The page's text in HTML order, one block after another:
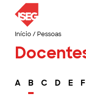
Início/ Pessoas
A B C D E F